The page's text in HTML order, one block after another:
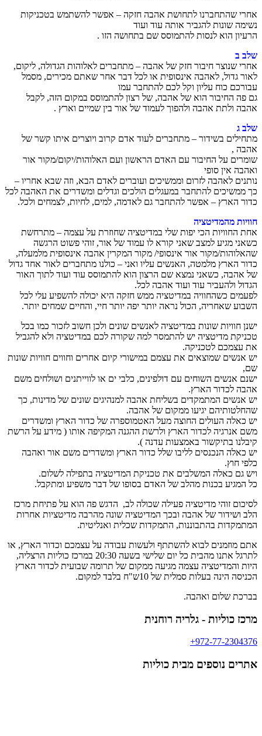
אחרי שהתחברנו לתחושת אהבה חזקה – אפשר להשתמש בטכניקות
נשימה שונות להגביר אותה עוד ועוד
הרעיון הוא לנסות להתמוסס שם בתחושה הזו .
שלב ב
אחרי שנוצר חיבור חזק של אהבה – מתחברים לאלוהות הגדולה, ליקום,
לאור גדול, לאהבה אינסופית או לכל דבר אחר שאתם מכירים, מסמל
עבורכם כוח עליון וקל לכם להתחבר עמו
גם פה החיבור הוא של אהבה, של רצון להתמוסס במקום הזה, לקבל
אהבה ולתת אהבה ולהפוך לעמוד של אור בין שמיים וארץ .
שלב ג
מתחילים בשידור – מתחברים לעוד אדם קרוב ויוצרים איתו קשר של
אהבה ,
שומרים על החיבור עם האדם הראשון ועם האלוהות/יקום/מקור אור
ואהבה אין סופי
נותנים לאהבה לזרום וממשיכים ועוברים לאדם הבא, וזה שבא אחריו –
כך ממשיכים להתחבר במעגלים הולכים וגדלים ומשדרים את האהבה לכל
כדור הארץ – אפשר להתחבר גם לאדמה, למים, לחיות, לצמחים ולכל.
חוויות מהמדיטציה
אחת החוויות הכי יפות שלי במדיטציה שחוזרת על עצמה – מתרחשת
כשאני מגיע למצב שאני קורא לו עמוד של אור, זוהי פשוט הרגשה
שהאלוהות/מקור אור אינסופי/ מקור המקרין אהבה אינסופית מלמעלה,
כדור הארץ מלמטה, האנשים עליו ואני – כולנו מתחברים לאור אחד גדול
של אהבה, כשאני נמצא שם הרצון הוא להתמוסס עוד ועוד לתוך האור
הגדול ולהעביר עוד ועוד אהבה לכל.
לפעמים כשהחוויה במדיטציה ממש חזקה היא יכולה להשפיע עלי לכל
השבוע שאחריה, הכול נראה יותר יפה יותר חיי, והחיים שמחים יותר.
ישנן חוויות שונות במדיטציה לאנשים שונים ולכן חשוב לזכור כמו בכל
טכניקת מדיטציה יש להתמסר למה שקורה לכם במדיטציה ולא להגביל
את עצמכם לטכניקה.
יש אנשים שמוצאים את עצמם במישורי קיום אחרים וחווים חוויות שונות
שם,
ישנם אנשים השוחים עם דולפינים, כלבי ים או לווייתנים ושולחים משם
אהבה לכדור הארץ.
יש אנשים המתמקדים בשליחת אהבה למנהיגים שונים של מדינות, כך
שהחלטותיהם יגיעו ממקום של אהבה.
יש כאלה העולים החוצה מעל האטמוספרה של כדור הארץ ומשדרים
משם אנרגיה לכדור הארץ ולרשת ההגנה המקיפה אותו ( מידע על הרשת
קיבלנו בתיקשור באמצעות עדנה ).
יש כאלה הנכנסים לליבו שלל כדור הארץ ומשדרים משם אור ואהבה
כלפי חוץ.
ויש גם כאלה המשלבים את טכניקת המדיטציה בתפילה לשלום.
כל המגיע בכנות מהלב של האדם בסופו של דבר משפיע ומתקבל.
לסיכום זוהי מדיטציה פעילה שכולה לב, הדגש פה הוא על פתיחת מרכז
הלב ושידור של אהבה ובכך המדיטציה שונה מהרבה מדיטציות אחרות
המתמקדות בהתבוננות, התמקדות שכלית ואנליטית.
אתם מוזמנים לבוא להשתתף ולעשות עבודה על עצמכם וכדור הארץ, או
לתרגל אתנו מהבית כל יום שלישי בשעה 20:30 במרכז כוליות הרצליה,
היות והמדיטציה עצמה מגיעה ממקום של תרומה שבועית לכדור הארץ
הכניסה הינה בעלות סמלית של 10ש"ח בלבד למקום.
בברכת שלום ואהבה.
מרכז כוליות - גלריה רוחנית
972-77-2304376+
אתרים נוספים מבית כוליות